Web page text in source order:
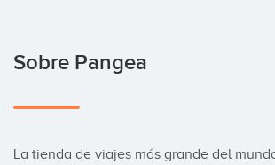
Sobre Pangea
La tienda de viajes más grande del